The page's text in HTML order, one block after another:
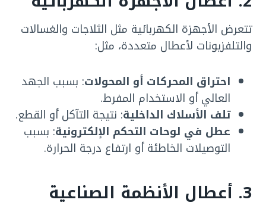
تتعرض الأجهزة الكهربائية مثل الثلاجات والغسالات
والتلفزيونات لأعطال متعددة، مثل:
احتراق المحركات أو المحولات: بسبب الجهد
العالي أو الاستخدام المفرط.
تلف الأسلاك الداخلية: نتيجة التآكل أو القطع.
عطل في لوحات التحكم الإلكترونية: بسبب
التوصيلات الخاطئة أو ارتفاع درجة الحرارة.
3. أعطال الأنظمة الصناعية